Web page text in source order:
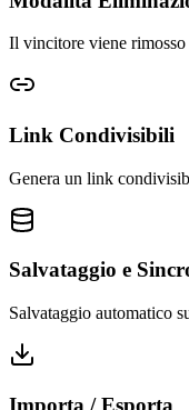
Il vincitore viene
Link Condivisibili
Genera un link
Salvataggio e
Salvataggio automatico
Importa / Esporta